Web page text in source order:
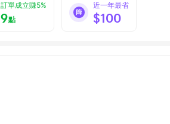
訂單成立賺5%
9點
近一年最省
$100